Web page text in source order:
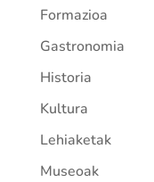
Formazioa
Gastronomia
Historia
Kultura
Lehiaketak
Museoak